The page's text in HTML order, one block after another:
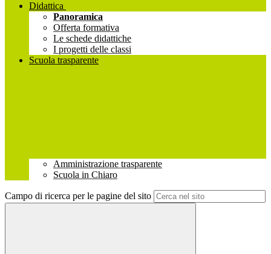
Didattica
Panoramica
Offerta formativa
Le schede didattiche
I progetti delle classi
Scuola trasparente
Amministrazione trasparente
Scuola in Chiaro
Campo di ricerca per le pagine del sito